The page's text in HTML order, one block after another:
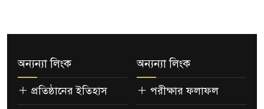
অন্যন্যা লিংক
প্রতিষ্ঠানের ইতিহাস
অন্যন্যা লিংক
পরীক্ষার ফলাফল